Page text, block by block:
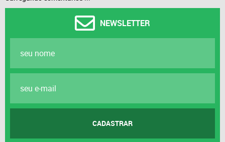
NEWSLETTER
CADASTRAR